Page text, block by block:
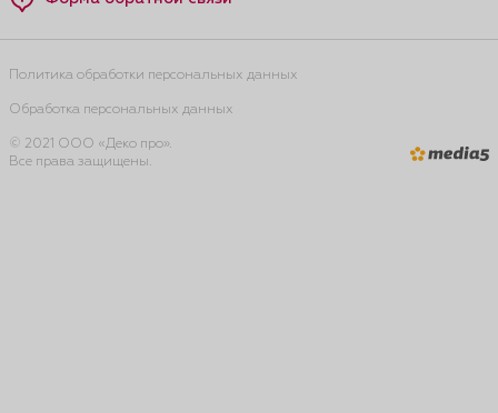
Политика обработки персональных данных
Обработка персональных данных
© 2021 ООО «Деко про».
Все права защищены.